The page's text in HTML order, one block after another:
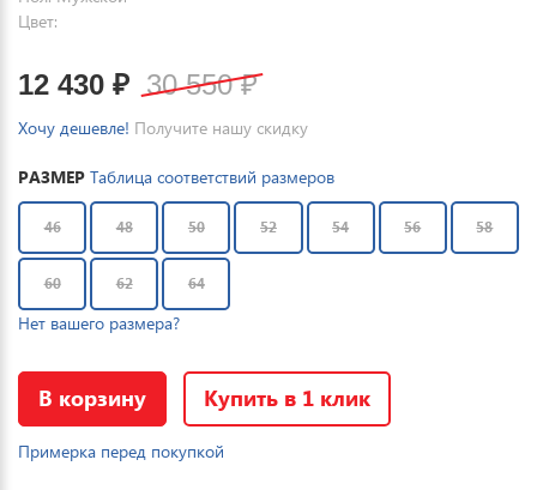
Цвет:
12 430 ₽ 30 550₽
Хочу дешевле! Получите нашу скидку
РАЗМЕР Таблица соответствий размеров
46 48 50 52 54 56 58
60 62 64
Нет вашего размера?
В корзину Купить в 1 клик
Примерка перед покупкой